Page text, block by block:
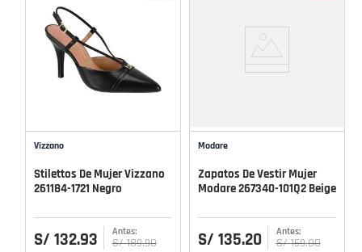
Vizzano
Stilettos De Mujer Vizzano
261184-1721 Negro
S/ 132.93 S/ 189.90
Modare
Zapatos De Vestir Mujer
Modare 267340-101Q2 Beige
S/ 135.20 S/ 169.00